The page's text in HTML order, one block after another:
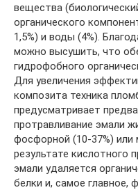
вещества
органического
1,5%) и воды (4%).
можно высушить, что
гидрофобного
Для увеличения
композита техника
предусматривает
протравливание эмали
фосфорной (10-37%) или
результате кислотного
эмали удаляется
белки и, самое главное,